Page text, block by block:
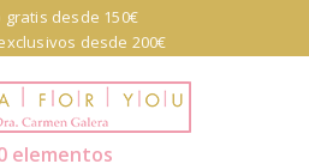
gratis desde 150€
desde 200€
elementos